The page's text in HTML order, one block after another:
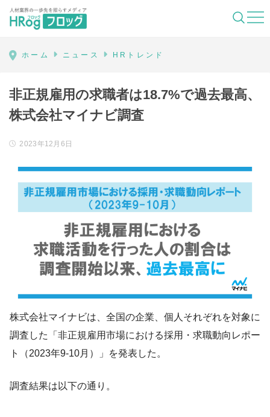
HRog | 人材業界の一歩先を照らすメディ
ホーム ニュース HRトレンド
非正規雇用の求職者は18.7%で過去最高、
株式会社マイナビ調査
2023年12月6日
株式会社マイナビは、全国の企業、個人それぞれを対象に
調査した「非正規雇用市場における採用・求職動向レポー
ト（2023年9-10月）」を発表した。
調査結果は以下の通り。